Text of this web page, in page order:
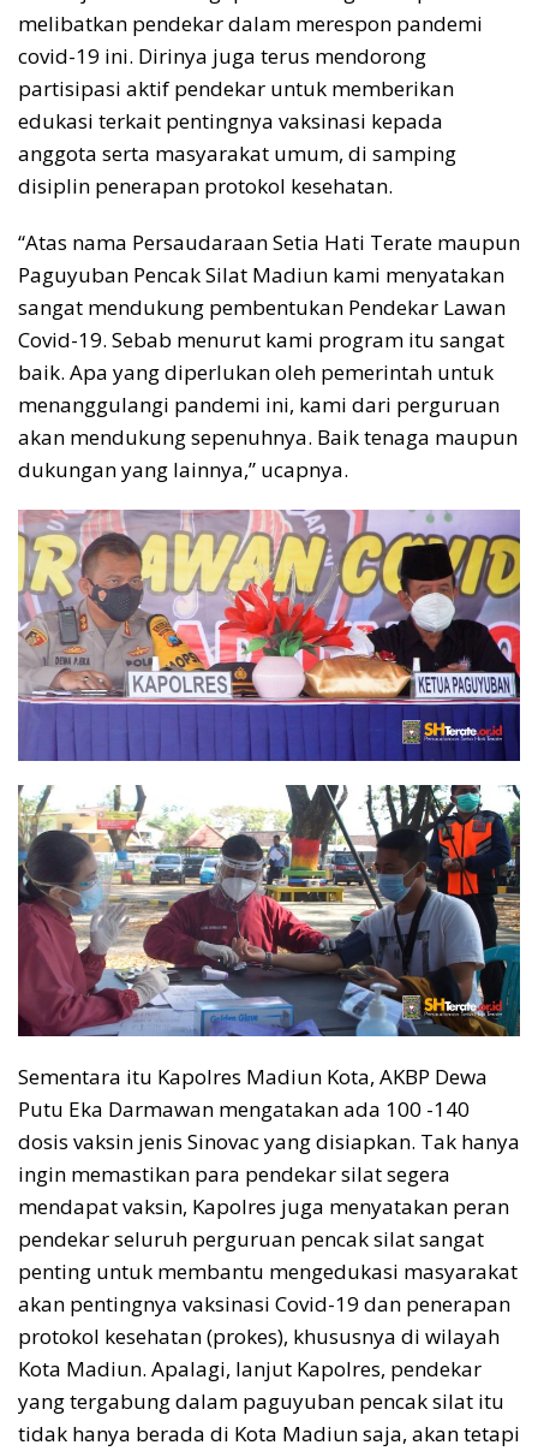
melibatkan pendekar dalam merespon pandemi
covid-19 ini. Dirinya juga terus mendorong
partisipasi aktif pendekar untuk memberikan
edukasi terkait pentingnya vaksinasi kepada
anggota serta masyarakat umum, di samping
disiplin penerapan protokol kesehatan.
“Atas nama Persaudaraan Setia Hati Terate maupun
Paguyuban Pencak Silat Madiun kami menyatakan
sangat mendukung pembentukan Pendekar Lawan
Covid-19. Sebab menurut kami program itu sangat
baik. Apa yang diperlukan oleh pemerintah untuk
menanggulangi pandemi ini, kami dari perguruan
akan mendukung sepenuhnya. Baik tenaga maupun
dukungan yang lainnya,” ucapnya.
Sementara itu Kapolres Madiun Kota, AKBP Dewa
Putu Eka Darmawan mengatakan ada 100 -140
dosis vaksin jenis Sinovac yang disiapkan. Tak hanya
ingin memastikan para pendekar silat segera
mendapat vaksin, Kapolres juga menyatakan peran
pendekar seluruh perguruan pencak silat sangat
penting untuk membantu mengedukasi masyarakat
akan pentingnya vaksinasi Covid-19 dan penerapan
protokol kesehatan (prokes), khususnya di wilayah
Kota Madiun. Apalagi, lanjut Kapolres, pendekar
yang tergabung dalam paguyuban pencak silat itu
tidak hanya berada di Kota Madiun saja, akan tetapi